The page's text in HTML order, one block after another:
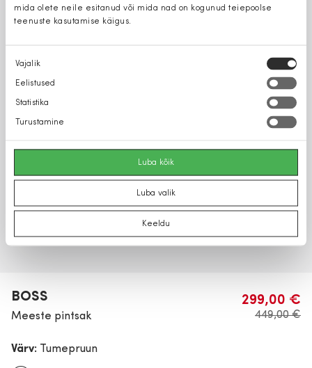
mida olete neile esitanud või mida nad on kogunud teiepoolse
teenuste kasutamise käigus.
Nõusoleku
valik
Vajalik
Eelistused
Statistika
Turustamine
Luba kõik
Luba valik
Keeldu
BOSS
Meeste pintsak
299,00 €
449,00 €
Värv: Tumepruun